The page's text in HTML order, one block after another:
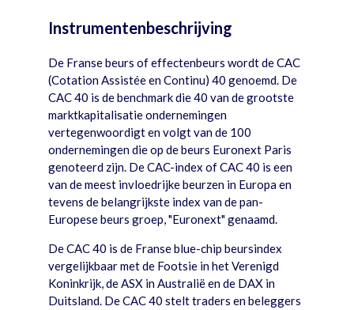
Instrumentenbeschrijving
De Franse beurs of effectenbeurs wordt de CAC
(Cotation Assistée en Continu) 40 genoemd. De
CAC 40 is de benchmark die 40 van de grootste
marktkapitalisatie ondernemingen
vertegenwoordigt en volgt van de 100
ondernemingen die op de beurs Euronext Paris
genoteerd zijn. De CAC-index of CAC 40 is een
van de meest invloedrijke beurzen in Europa en
tevens de belangrijkste index van de pan-
Europese beurs groep, "Euronext" genaamd.
De CAC 40 is de Franse blue-chip beursindex
vergelijkbaar met de Footsie in het Verenigd
Koninkrijk, de ASX in Australië en de DAX in
Duitsland. De CAC 40 stelt traders en beleggers